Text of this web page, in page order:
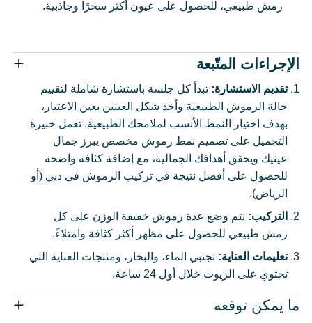
رمش طبيعي، للحصول على عيون أكثر سحرًا وجاذبية.
الإجراءات المتّبعة
تقديم الاستشارة: تبدأ كل جلسة باستشارة شاملة لتقييم
حالة الرموش الطبيعية وأخذ شكل العينين بعين الاعتبار،
بهدف اختيار النمط الأنسب لملامحك الطبيعية. تعمل خبيرة
التجميل على تصميم نمط رموش مخصص يبرز جمال
عينيك ويحقق أهدافك الجمالية، مع إضافة كثافة واضحة
للحصول على أفضل نتيجة في تركيب الرموش في دبي (أو
الرياض).
التركيب: يتم وضع عدة رموش خفيفة الوزن على كل
رمش طبيعي للحصول على مظهر أكثر كثافة وامتلاءً.
تعليمات العناية: تجنبي الماء، والبخار، ومنتجات العناية التي
تحتوي على الزيوت خلال أول 24 ساعة.
ما يمكن توقعه